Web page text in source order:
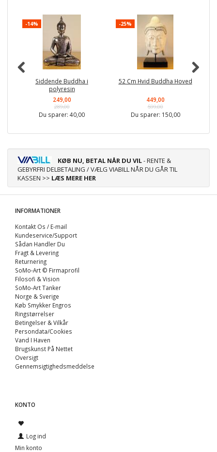
-14%
Siddende Buddha i
polyresin
249,00
289,00
Du sparer: 40,00
-25%
52 Cm Hvid Buddha Hoved
449,00
599,00
Du sparer: 150,00
KØB NU, BETAL NÅR DU VIL- RENTE &
GEBYRFRI DELBETALING / VÆLG VIABILL NÅR DU GÅR TIL
KASSEN >> LÆS MERE HER
INFORMATIONER
Kontakt Os / E-mail
Kundeservice/Support
Sådan Handler Du
Fragt & Levering
Returnering
SoMo-Art © Firmaprofil
Filosofi & Vision
SoMo-Art Tanker
Norge & Sverige
Køb Smykker Engros
Ringstørrelser
Betingelser & Vilkår
Persondata/Cookies
Vand I Haven
Brugskunst På Nettet
Oversigt
Gennemsigtighedsmeddelse
KONTO
Log ind
Min konto